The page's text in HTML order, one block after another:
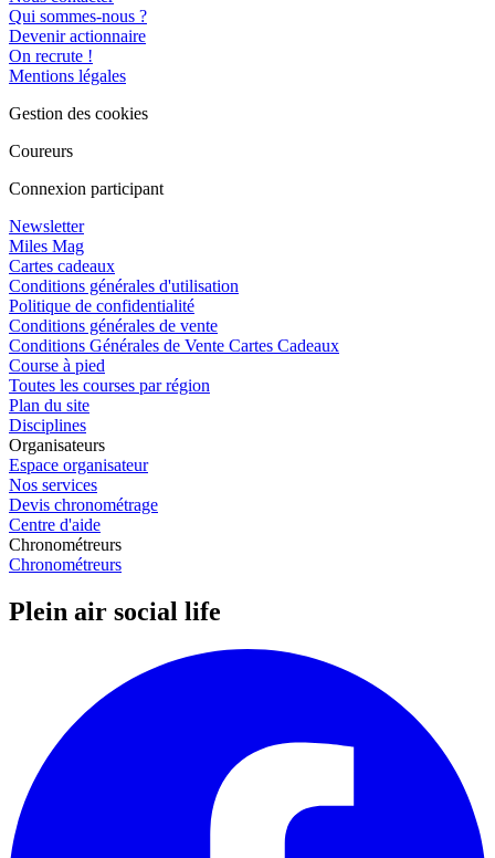
Qui sommes-nous ?
Devenir actionnaire
On recrute !
Mentions légales
Gestion des cookies
Coureurs
Connexion participant
Newsletter
Miles Mag
Cartes cadeaux
Conditions générales d'utilisation
Politique de confidentialité
Conditions générales de vente
Conditions Générales de Vente Cartes Cadeaux
Course à pied
Toutes les courses par région
Plan du site
Disciplines
Organisateurs
Espace organisateur
Nos services
Devis chronométrage
Centre d'aide
Chronométreurs
Chronométreurs
Plein air social life